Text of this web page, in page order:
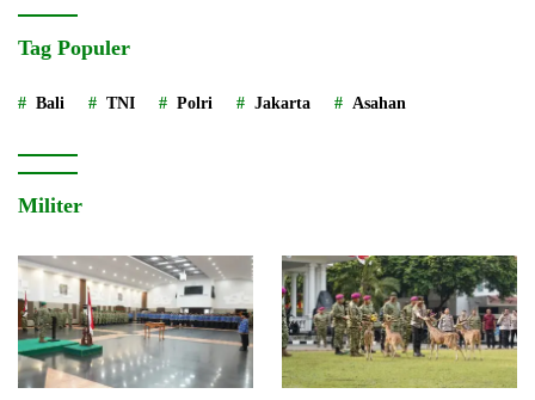
Tag Populer
Bali TNI Polri Jakarta Asahan
Militer